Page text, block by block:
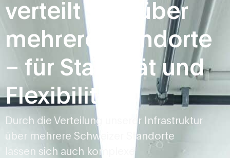
verteilt sich über
mehrere Standorte
– für Stabilität und
Flexibilität.
Durch die Verteilung unserer Infrastruktur
über mehrere Schweizer Standorte
lassen sich auch komplexe